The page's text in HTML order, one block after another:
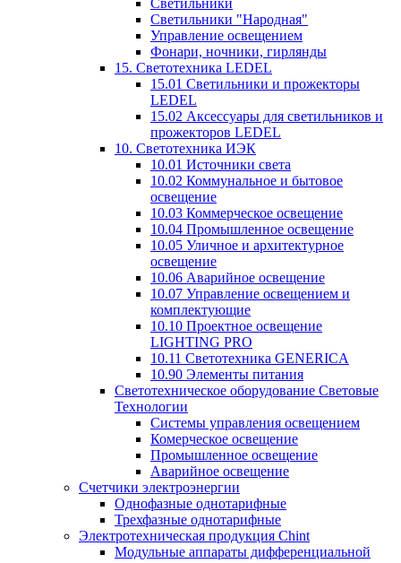
Светильники
Светильники "Народная"
Управление освещением
Фонари, ночники, гирлянды
15. Светотехника LEDEL
15.01 Светильники и прожекторы
LEDEL
15.02 Аксессуары для светильников и
прожекторов LEDEL
10. Светотехника ИЭК
10.01 Источники света
10.02 Коммунальное и бытовое
освещение
10.03 Коммерческое освещение
10.04 Промышленное освещение
10.05 Уличное и архитектурное
освещение
10.06 Аварийное освещение
10.07 Управление освещением и
комплектующие
10.10 Проектное освещение
LIGHTING PRO
10.11 Светотехника GENERICA
10.90 Элементы питания
Светотехническое оборудование Световые
Технологии
Системы управления освещением
Комерческое освещение
Промышленное освещение
Аварийное освещение
Счетчики электроэнергии
Однофазные однотарифные
Трехфазные однотарифные
Электротехническая продукция Chint
Модульные аппараты дифференциальной